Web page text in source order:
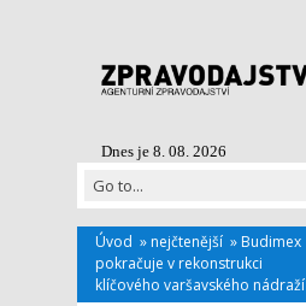
Dnes je 8. 08. 2026
Úvod » nejčtenější » Budimex
pokračuje v rekonstrukci
klíčového varšavského nádraží